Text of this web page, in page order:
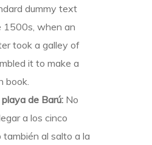
dummy text
1500s, when an
took a galley of
it to make a
book.
de Barú: No
a los cinco
también al salto a la